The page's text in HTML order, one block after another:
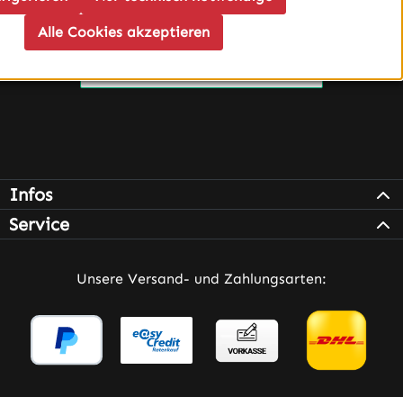
Schau auf Instagram vorbei – öffnet in neuem Tab
Sieh dir unsere TikTok-Videos an – öffnet in neuem
Sieh dir unsere Videos auf YouTube an – öffnet
Infos
Service
Unsere Versand- und Zahlungsarten:
Alle Cookies akzeptieren